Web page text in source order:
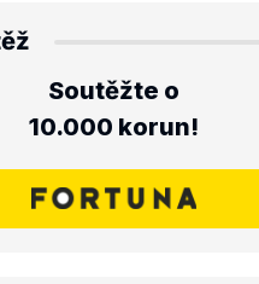
Soutěžte o
10.000 korun!